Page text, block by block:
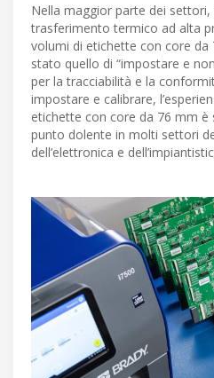
Nella maggior parte dei settori,
trasferimento termico ad alta
volumi di etichette con core da
stato quello di “impostare e
per la tracciabilità e la
impostare e calibrare,
etichette con core da 76 mm
punto dolente in molti settori
dell’elettronica e